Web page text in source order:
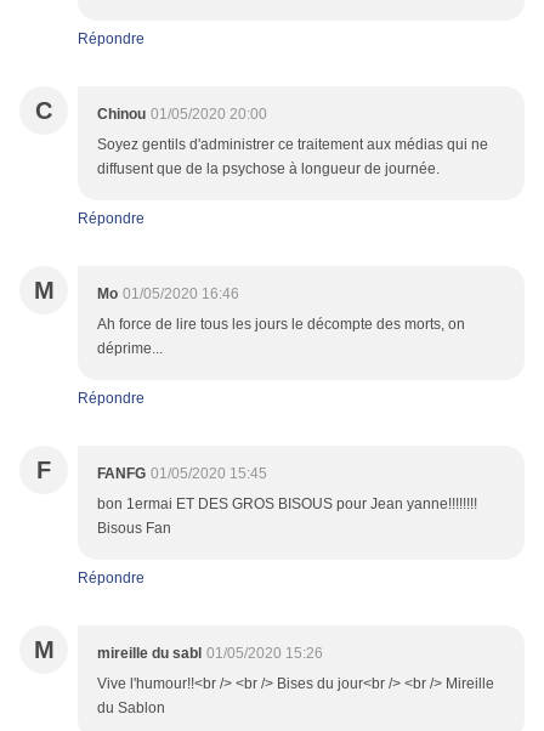
Répondre
C Chinou 01/05/2020 20:00
Soyez gentils d'administrer ce traitement aux médias qui ne
diffusent que de la psychose à longueur de journée.
Répondre
M Mo 01/05/2020 16:46
Ah force de lire tous les jours le décompte des morts, on
déprime...
Répondre
F FANFG 01/05/2020 15:45
bon 1ermai ET DES GROS BISOUS pour Jean yanne!!!!!!!!
Bisous Fan
Répondre
M mireille du sabl 01/05/2020 15:26
Vive l'humour!!<br /> <br /> Bises du jour<br /> <br /> Mireille
du Sablon